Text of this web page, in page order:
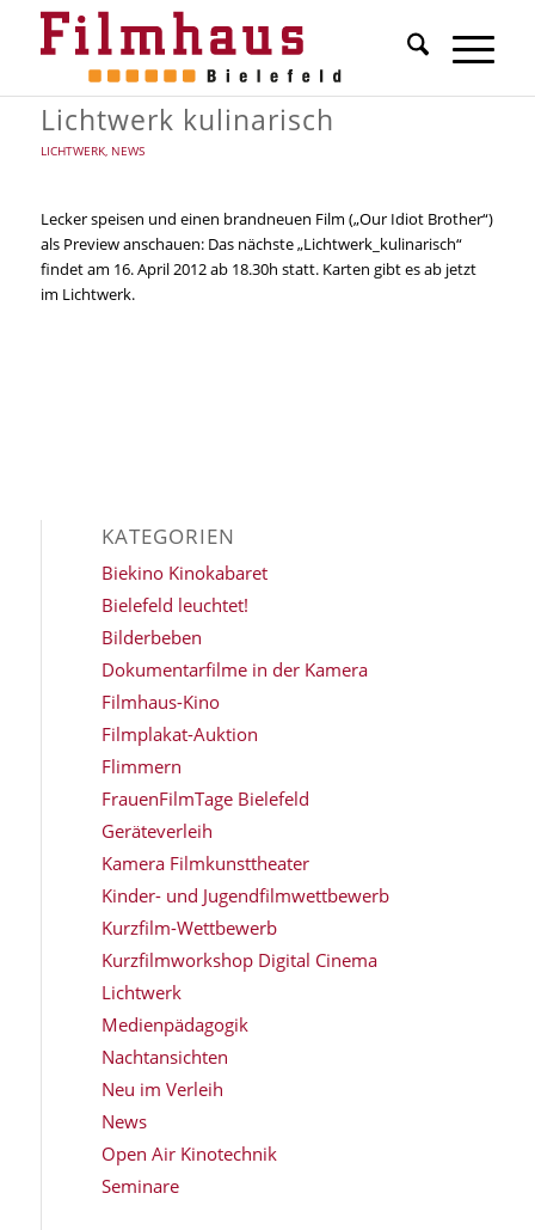
Lichtwerk kulinarisch
LICHTWERK, NEWS
Lecker speisen und einen brandneuen Film („Our Idiot Brother“)
als Preview anschauen: Das nächste „Lichtwerk_kulinarisch“
findet am 16. April 2012 ab 18.30h statt. Karten gibt es ab jetzt
im Lichtwerk.
KATEGORIEN
Biekino Kinokabaret
Bielefeld leuchtet!
Bilderbeben
Dokumentarfilme in der Kamera
Filmhaus-Kino
Filmplakat-Auktion
Flimmern
FrauenFilmTage Bielefeld
Geräteverleih
Kamera Filmkunsttheater
Kinder- und Jugendfilmwettbewerb
Kurzfilm-Wettbewerb
Kurzfilmworkshop Digital Cinema
Lichtwerk
Medienpädagogik
Nachtansichten
Neu im Verleih
News
Open Air Kinotechnik
Seminare